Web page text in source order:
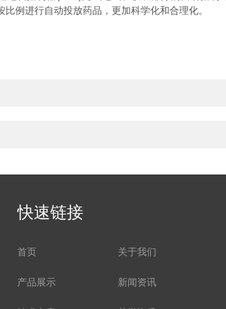
例进行自动投放药品，更加科学化和合理化。
快速链接
首页 关于我们
产品展示 新闻资讯